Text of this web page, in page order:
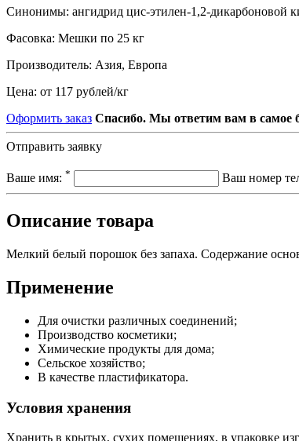
Синонимы: ангидрид циc-этилен-1,2-дикарбоновой
Фасовка: Мешки по 25 кг
Производитель: Азия, Европа
Цена: от 117 рублей/кг
Оформить заказ Спасибо. Мы ответим вам в самое
Отправить заявку
Ваше имя: * Ваш номер
Описание товара
Мелкий белый порошок без запаха. Содержание
Применение
Для очистки различных соединений;
Производство косметики;
Химические продукты для дома;
Сельское хозяйство;
В качестве пластификатора.
Условия хранения
Хранить в крытых, сухих помещениях, в упаковке